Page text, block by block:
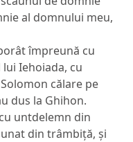
al domnului meu,
împreună cu
Iehoiada, cu
călare pe
dus la Ghihon.
untdelemn din
din trâmbiță, și